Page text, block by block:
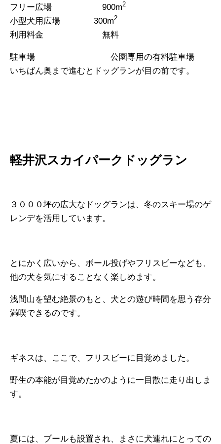
フリー広場 900m2
小型犬用広場 300m2
利用料金 無料
駐車場 公園専用の有料駐車場
いちばん奥まで進むとドッグランが目の前です。
軽井沢スカイパークドッグラン
３０００坪の広大なドッグランは、冬のスキー場のゲ
レンデを活用しています。
とにかく広いから、ボール投げやフリスビーなども、
他の犬を気にすることなく楽しめます。
浅間山を望む絶景のもと、犬との遊び時間を思う存分
満喫できるのです。
ギネスは、ここで、フリスビーに目覚めました。
野生の本能が目覚めたかのように一目散に走り出しま
す。
夏には、プールも設置され、まさに犬連れにとっての